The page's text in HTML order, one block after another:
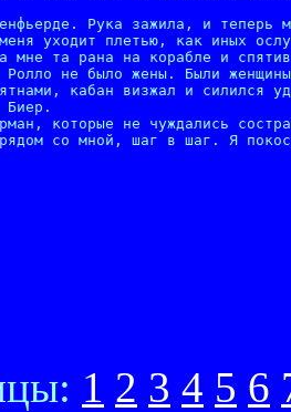
Рука зажила, и теперь
уходит плетью, как иных
мне та рана на корабле и
не было жены. Были
кабан визжал и силился
Биер.
которые не чуждались
со мной, шаг в шаг. Я
1 2 3 4 5 6